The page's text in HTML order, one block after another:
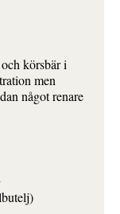
körsbär i
men
något renare